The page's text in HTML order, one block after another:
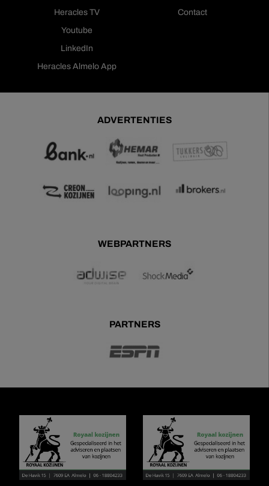
Heracles TV
Youtube
LinkedIn
Heracles Almelo App
Contact
ADVERTENTIES
WEBPARTNERS
PARTNERS